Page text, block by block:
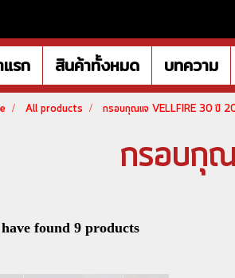
รก สินค้าทั้งหมด บทความ
All products กรอบกุณแจ VELLFIRE 30 ปี
กรอบกุ
found 9 products